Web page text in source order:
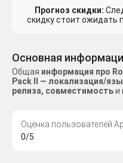
Прогноз скидки:
скидку стоит ожидать
Основная
Общая информация про
Pack II — локализация/
релиза, совместимостьи
Оценка пользователей
0/5